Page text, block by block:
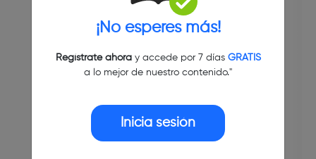
¡No esperes más!
Regístrate ahoray accede por 7 días GRATIS
a lo mejor de nuestro contenido."
Inicia sesión